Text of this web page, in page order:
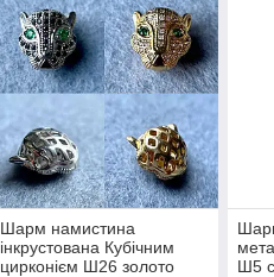
Шарм намистина
інкрустована Кубічним
цирконієм Ш26 золото
Ш5